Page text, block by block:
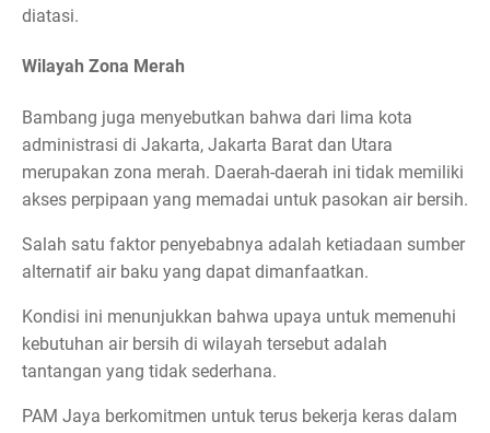
diatasi.
Wilayah Zona Merah
Bambang juga menyebutkan bahwa dari lima kota
administrasi di Jakarta, Jakarta Barat dan Utara
merupakan zona merah. Daerah-daerah ini tidak memiliki
akses perpipaan yang memadai untuk pasokan air bersih.
Salah satu faktor penyebabnya adalah ketiadaan sumber
alternatif air baku yang dapat dimanfaatkan.
Kondisi ini menunjukkan bahwa upaya untuk memenuhi
kebutuhan air bersih di wilayah tersebut adalah
tantangan yang tidak sederhana.
PAM Jaya berkomitmen untuk terus bekerja keras dalam